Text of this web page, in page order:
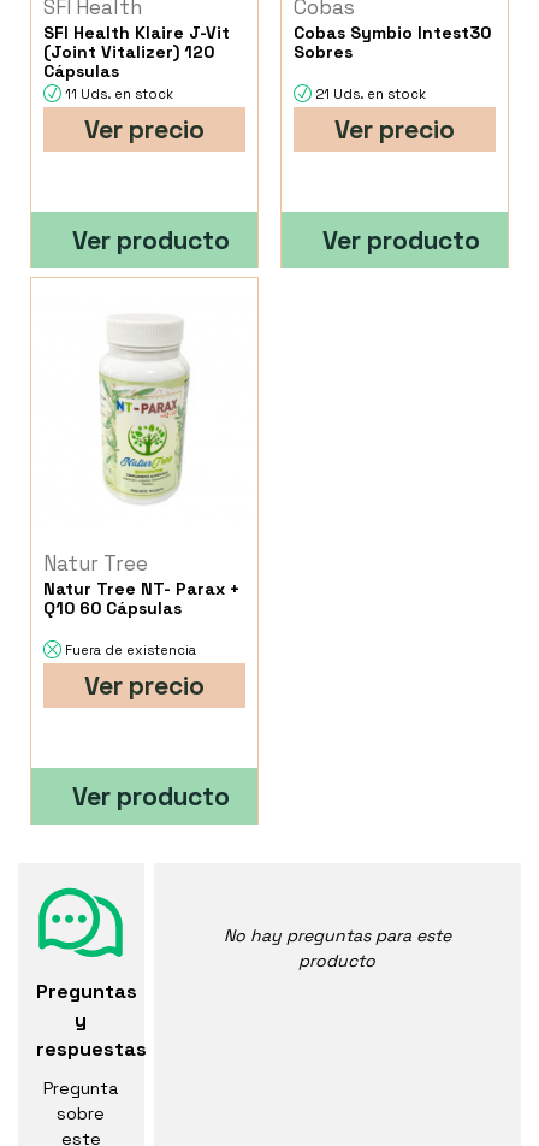
SFI Health
SFI Health Klaire J-Vit
(Joint Vitalizer) 120
Cápsulas
11 Uds. en stock
Ver precio
Ver producto
Cobas
Cobas Symbio Intest30
Sobres
21 Uds. en stock
Ver precio
Ver producto
Natur Tree
Natur Tree NT- Parax +
Q10 60 Cápsulas
Fuera de existencia
Ver precio
Ver producto
Preguntas
y
respuestas
Pregunta
sobre
este
No hay preguntas para este
producto